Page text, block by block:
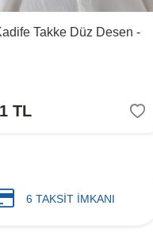
Takke Düz Desen -
TL
6 TAKSİT İMKANI